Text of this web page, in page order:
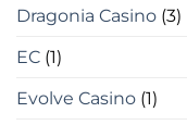
Dragonia Casino (3)
EC (1)
Evolve Casino (1)